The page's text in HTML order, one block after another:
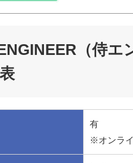
（侍エ
有
※オンラ